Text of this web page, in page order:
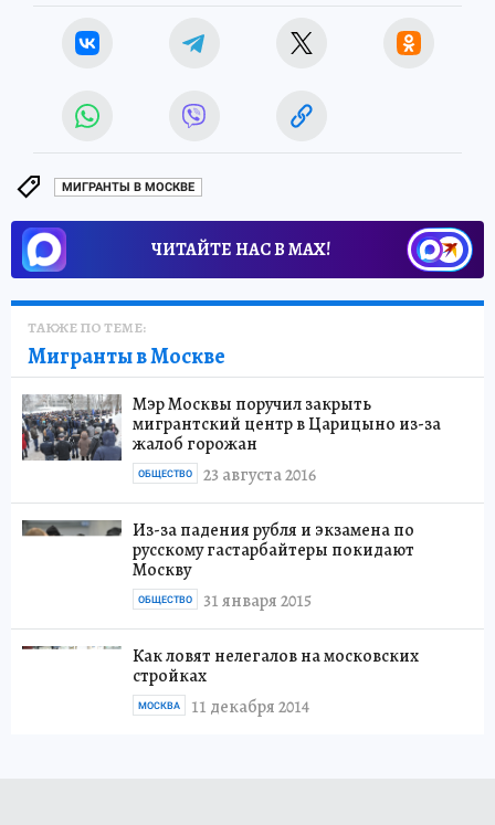
МИГРАНТЫ В МОСКВЕ
ЧИТАЙТЕ НАС В МАХ!
ТАКЖЕ ПО ТЕМЕ:
Мигранты в Москве
Мэр Москвы поручил закрыть
мигрантский центр в Царицыно из-за
жалоб горожан
23 августа 2016
ОБЩЕСТВО
Из-за падения рубля и экзамена по
русскому гастарбайтеры покидают
Москву
31 января 2015
ОБЩЕСТВО
Как ловят нелегалов на московских
стройках
11 декабря 2014
МОСКВА